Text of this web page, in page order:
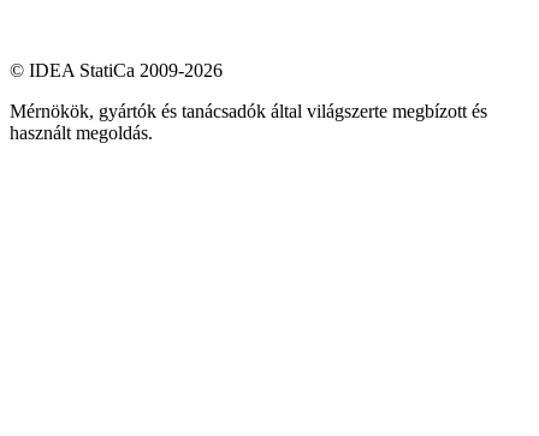
© IDEA StatiCa 2009-2026
Mérnökök, gyártók és tanácsadók által világszerte megbízott és
használt megoldás.